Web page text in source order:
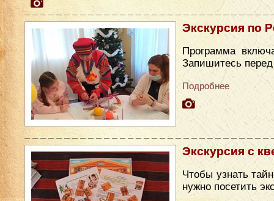
Экскурсия по
Программа
Запишитесь
Подробнее
Экскурсия с
Чтобы узнать
нужно посетить